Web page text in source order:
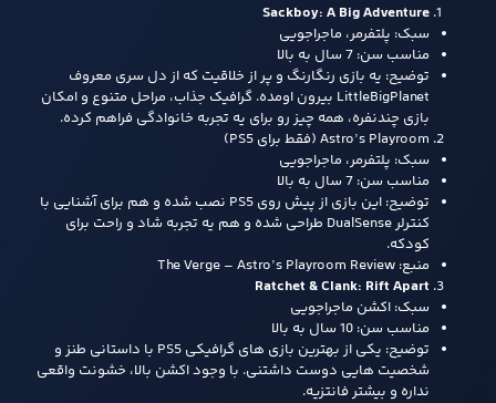
Sackboy: A Big Adventure
سبک: پلتفرمر، ماجراجویی
مناسب سن: 7 سال به بالا
توضیح: یه بازی رنگارنگ و پر از خلاقیت که از دل سری معروف
LittleBigPlanet بیرون اومده. گرافیک جذاب، مراحل متنوع و امکان
بازی چندنفره، همه چیز رو برای یه تجربه خانوادگی فراهم کرده.
Astro’s Playroom (فقط برای PS5)
سبک: پلتفرمر، ماجراجویی
مناسب سن: 7 سال به بالا
توضیح: این بازی از پیش روی PS5 نصب شده و هم برای آشنایی با
کنترلر DualSense طراحی شده و هم یه تجربه شاد و راحت برای
کودکه.
منبع: The Verge – Astro’s Playroom Review
Ratchet & Clank: Rift Apart
سبک: اکشن ماجراجویی
مناسب سن: 10 سال به بالا
توضیح: یکی از بهترین بازی‌ های گرافیکی PS5 با داستانی طنز و
شخصیت‌ هایی دوست‌ داشتنی. با وجود اکشن بالا، خشونت واقعی
نداره و بیشتر فانتزیه.